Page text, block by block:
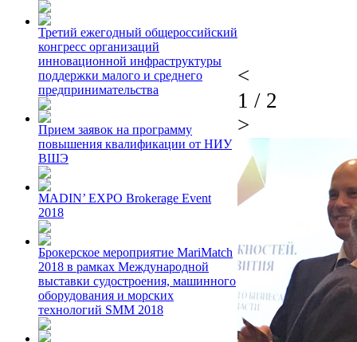
Третий ежегодный общероссийский
конгресс организаций
инновационной инфраструктуры
поддержки малого и среднего
предпринимательства
Прием заявок на программу
повышения квалификации от НИУ
ВШЭ
MADIN’ EXPO Brokerage Event
2018
Брокерское мероприятие MariMatch
2018 в рамках Международной
выставки судостроения, машинного
оборудования и морских
технологий SMM 2018
<
1 / 2
>